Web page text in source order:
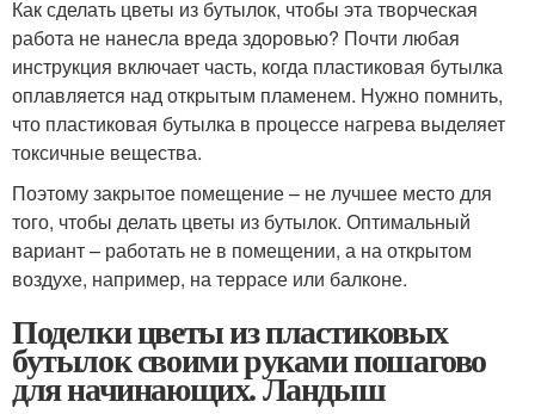
Как сделать цветы из бутылок, чтобы эта творческая
работа не нанесла вреда здоровью? Почти любая
инструкция включает часть, когда пластиковая бутылка
оплавляется над открытым пламенем. Нужно помнить,
что пластиковая бутылка в процессе нагрева выделяет
токсичные вещества.
Поэтому закрытое помещение – не лучшее место для
того, чтобы делать цветы из бутылок. Оптимальный
вариант – работать не в помещении, а на открытом
воздухе, например, на террасе или балконе.
Поделки цветы из пластиковых
бутылок своими руками пошагово
для начинающих. Ландыш